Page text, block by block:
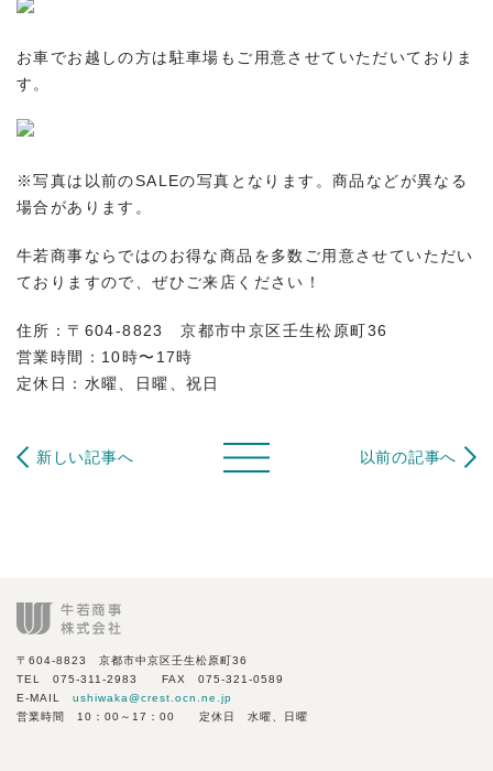
お車でお越しの方は駐車場もご用意させていただいておりま
す。
※写真は以前のSALEの写真となります。商品などが異なる
場合があります。
牛若商事ならではのお得な商品を多数ご用意させていただい
ておりますので、ぜひご来店ください！
住所：〒604-8823 京都市中京区壬生松原町36
営業時間：10時〜17時
定休日：水曜、日曜、祝日
新しい記事へ 以前の記事へ
〒604-8823 京都市中京区壬生松原町36
TEL 075-311-2983 FAX 075-321-0589
E-MAIL ushiwaka@crest.ocn.ne.jp
営業時間 10：00～17：00 定休日 水曜、日曜